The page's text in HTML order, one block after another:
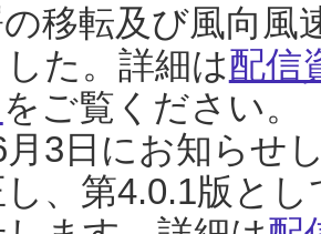
移転及び風向風
た。詳細は配信
をご覧ください。
3日にお知らせ
し、第4.0.1版と